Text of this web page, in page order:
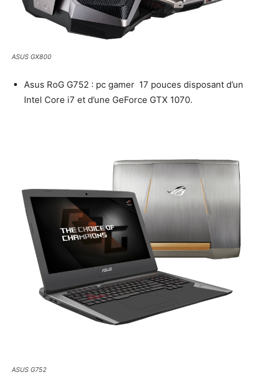
ASUS GX800
Asus RoG G752 : pc gamer 17 pouces disposant d’un
Intel Core i7 et d’une GeForce GTX 1070.
ASUS G752